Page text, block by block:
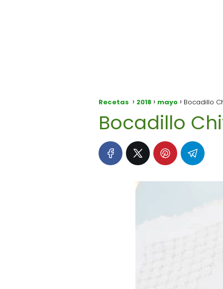
Recetas 2018 mayo Bocadillo
Bocadillo